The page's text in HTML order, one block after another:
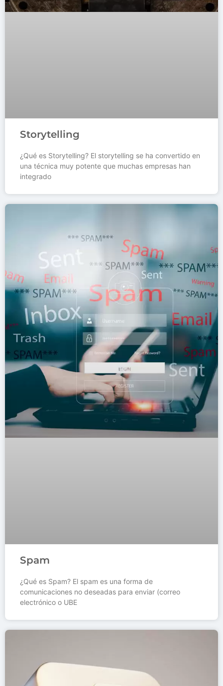
Storytelling
¿Qué es Storytelling? El storytelling se ha convertido en
una técnica muy potente que muchas empresas han
integrado
Spam
¿Qué es Spam? El spam es una forma de
comunicaciones no deseadas para enviar (correo
electrónico o UBE